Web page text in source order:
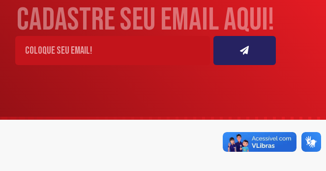
cadastre seu email aqui!